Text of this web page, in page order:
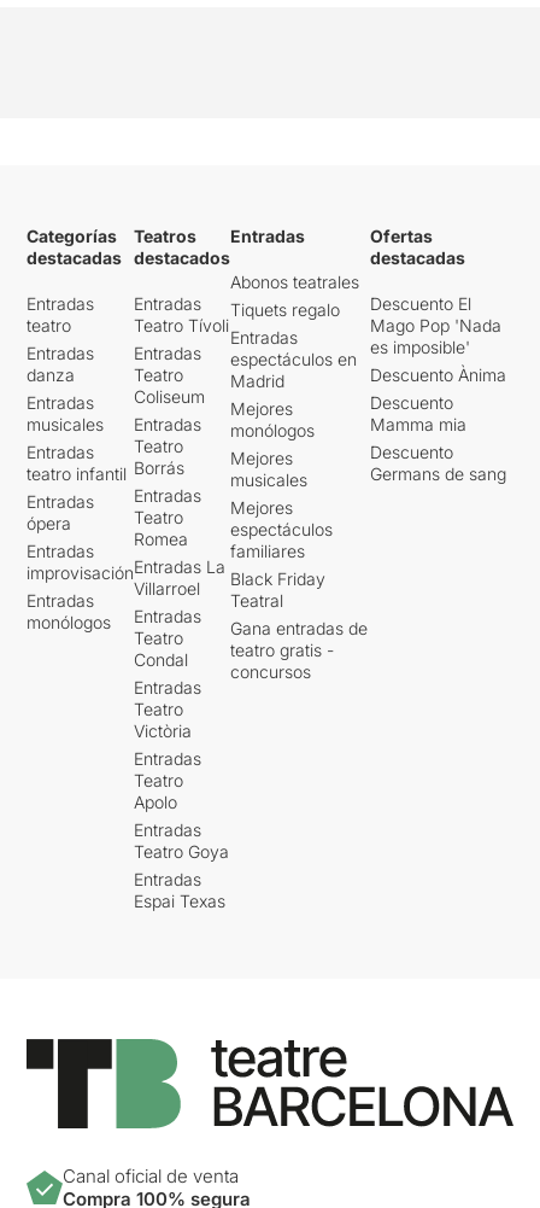
Categorías
destacadas
Entradas
teatro
Entradas
danza
Entradas
musicales
Entradas
teatro infantil
Entradas
ópera
Entradas
improvisación
Entradas
monólogos
Teatros
destacados
Entradas
Teatro Tívoli
Entradas
Teatro
Coliseum
Entradas
Teatro
Borrás
Entradas
Teatro
Romea
Entradas La
Villarroel
Entradas
Teatro
Condal
Entradas
Teatro
Victòria
Entradas
Teatro
Apolo
Entradas
Teatro Goya
Entradas
Espai Texas
Entradas
Abonos teatrales
Tiquets regalo
Entradas
espectáculos en
Madrid
Mejores
monólogos
Mejores
musicales
Mejores
espectáculos
familiares
Black Friday
Teatral
Gana entradas de
teatro gratis -
concursos
Ofertas
destacadas
Descuento El
Mago Pop 'Nada
es imposible'
Descuento Ànima
Descuento
Mamma mia
Descuento
Germans de sang
Canal oficial de venta
Compra 100% segura